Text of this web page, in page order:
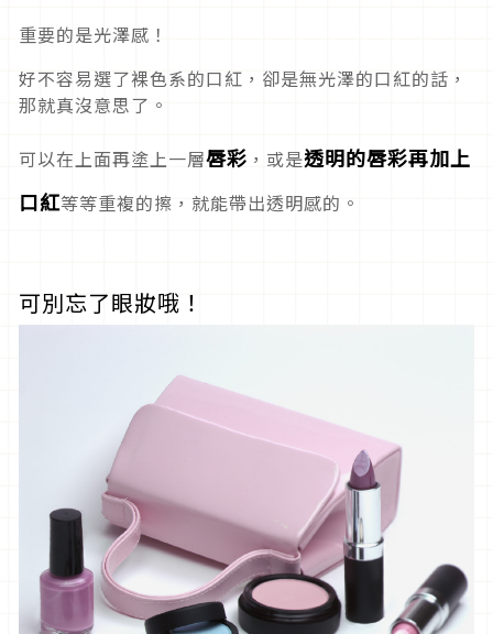
重要的是光澤感 ！
好不容易選了裸色系的口紅，卻是無光澤的口紅的話，
那就真沒意思了。
可以在上面再塗上一層唇彩 ，或是透明的唇彩再加上
口紅等等重複的擦，就能帶出透明感的。
可別忘了眼妝哦！